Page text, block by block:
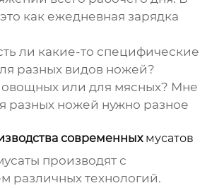
как ежедневная зарядка
ли какие-то специфические
разных видов ножей?
или для мясных? Мне
разных ножей нужно разное
современных мусатов
производят с
различных технологий.